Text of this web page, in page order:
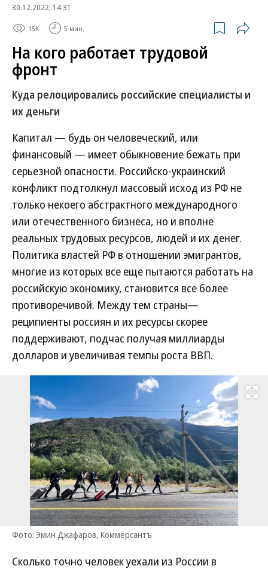
30.12.2022, 14:31
15K 5 мин.
На кого работает трудовой
фронт
Куда релоцировались российские специалисты и
их деньги
Капитал — будь он человеческий, или
финансовый — имеет обыкновение бежать при
серьезной опасности. Российско-украинский
конфликт подтолкнул массовый исход из РФ не
только некоего абстрактного международного
или отечественного бизнеса, но и вполне
реальных трудовых ресурсов, людей и их денег.
Политика властей РФ в отношении эмигрантов,
многие из которых все еще пытаются работать на
российскую экономику, становится все более
противоречивой. Между тем страны—
реципиенты россиян и их ресурсы скорее
поддерживают, подчас получая миллиарды
долларов и увеличивая темпы роста ВВП.
Развернуть
Фото: Эмин Джафаров, Коммерсантъ
Сколько точно человек уехали из России в